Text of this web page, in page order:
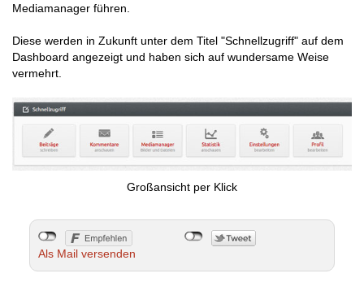
Mediamanager führen.
Diese werden in Zukunft unter dem Titel "Schnellzugriff" auf dem
Dashboard angezeigt und haben sich auf wundersame Weise
vermehrt.
Großansicht per Klick
Als Mail versenden